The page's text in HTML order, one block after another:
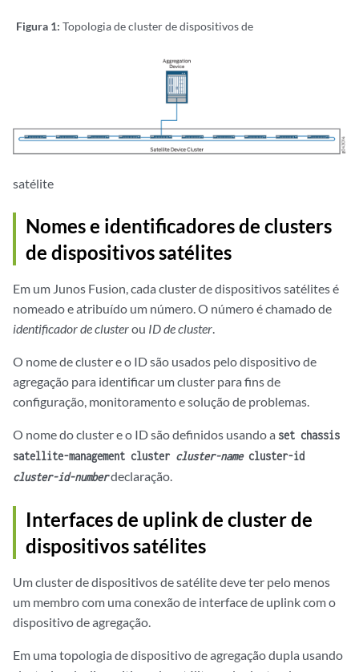
Figura 1: Topologia de cluster de dispositivos de
satélite
Nomes e identificadores de clusters
de dispositivos satélites
Em um Junos Fusion, cada cluster de dispositivos satélites é
nomeado e atribuído um número. O número é chamado de
identificador de clusterou ID de cluster
O nome de cluster e o ID são usados pelo dispositivo de
agregação para identificar um cluster para fins de
configuração, monitoramento e solução de problemas.
O nome do cluster e o ID são definidos usando a set chassis
satellite-management cluster cluster-namecluster-id
cluster-id-numberdeclaração.
Interfaces de uplink de cluster de
dispositivos satélites
Um cluster de dispositivos de satélite deve ter pelo menos
um membro com uma conexão de interface de uplink com o
dispositivo de agregação.
Em uma topologia de dispositivo de agregação dupla usando